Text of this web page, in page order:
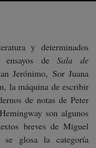
y determinados
ensayos deSala de
Jerónimo, Sor Juana
la máquina de escribir
de notas de Peter
son algunos
breves de Miguel
glosa la categoría